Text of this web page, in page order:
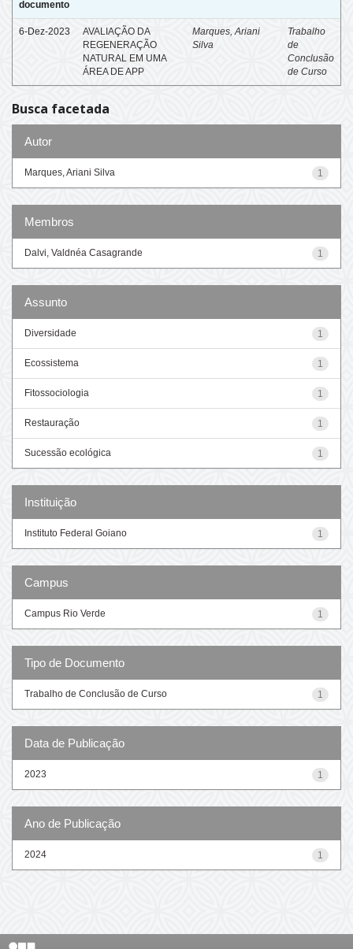
documento
6-Dez-2023
AVALIAÇÃO DA
REGENERAÇÃO
NATURAL EM UMA
ÁREA DE APP
Marques, Ariani
Silva
Trabalho
de
Conclusão
de Curso
Busca facetada
Autor
1
Marques, Ariani Silva
Membros
1
Dalvi, Valdnéa Casagrande
Assunto
1
Diversidade
1
Ecossistema
1
Fitossociologia
1
Restauração
1
Sucessão ecológica
Instituição
1
Instituto Federal Goiano
Campus
1
Campus Rio Verde
Tipo de Documento
1
Trabalho de Conclusão de Curso
Data de Publicação
1
2023
Ano de Publicação
1
2024